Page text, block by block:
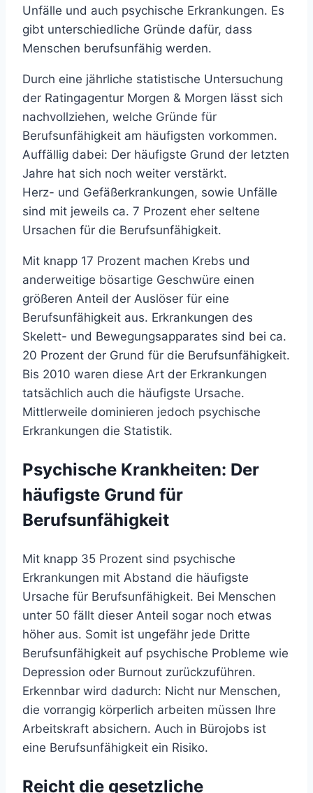
Unfälle und auch psychische Erkrankungen. Es
gibt unterschiedliche Gründe dafür, dass
Menschen berufsunfähig werden.
Durch eine jährliche statistische Untersuchung
der Ratingagentur Morgen & Morgen lässt sich
nachvollziehen, welche Gründe für
Berufsunfähigkeit am häufigsten vorkommen.
Auffällig dabei: Der häufigste Grund der letzten
Jahre hat sich noch weiter verstärkt.
Herz- und Gefäßerkrankungen, sowie Unfälle
sind mit jeweils ca. 7 Prozent eher seltene
Ursachen für die Berufsunfähigkeit.
Mit knapp 17 Prozent machen Krebs und
anderweitige bösartige Geschwüre einen
größeren Anteil der Auslöser für eine
Berufsunfähigkeit aus. Erkrankungen des
Skelett- und Bewegungsapparates sind bei ca.
20 Prozent der Grund für die Berufsunfähigkeit.
Bis 2010 waren diese Art der Erkrankungen
tatsächlich auch die häufigste Ursache.
Mittlerweile dominieren jedoch psychische
Erkrankungen die Statistik.
Psychische Krankheiten: Der
häufigste Grund für
Berufsunfähigkeit
Mit knapp 35 Prozent sind psychische
Erkrankungen mit Abstand die häufigste
Ursache für Berufsunfähigkeit. Bei Menschen
unter 50 fällt dieser Anteil sogar noch etwas
höher aus. Somit ist ungefähr jede Dritte
Berufsunfähigkeit auf psychische Probleme wie
Depression oder Burnout zurückzuführen.
Erkennbar wird dadurch: Nicht nur Menschen,
die vorrangig körperlich arbeiten müssen Ihre
Arbeitskraft absichern. Auch in Bürojobs ist
eine Berufsunfähigkeit ein Risiko.
Reicht die gesetzliche